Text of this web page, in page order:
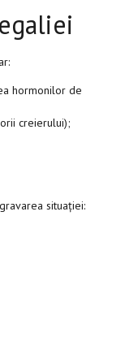
hormonilor de
creierului);
situației: